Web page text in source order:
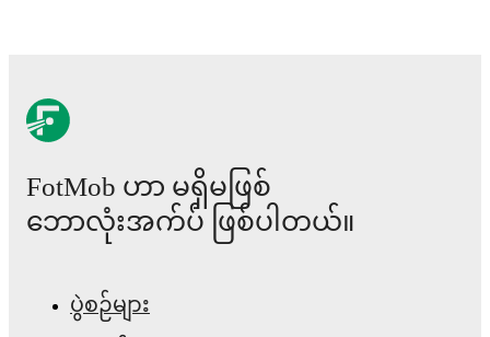
FotMob ဟာ မရှိမဖြစ်
ဘောလုံးအက်ပ် ဖြစ်ပါတယ်။
ပွဲစဉ်များ